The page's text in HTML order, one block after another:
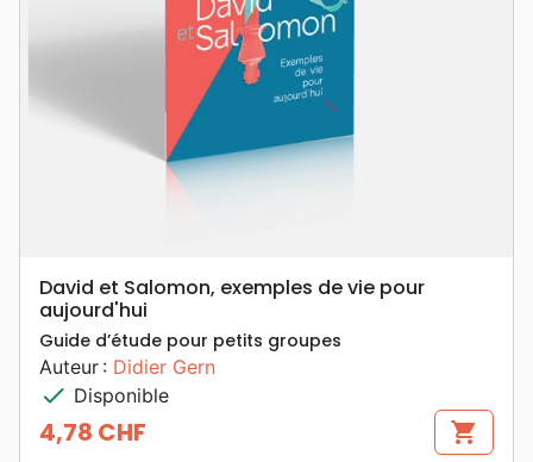
David et Salomon, exemples de vie pour
aujourd'hui
Guide d’étude pour petits groupes
Auteur : Didier Gern
check Disponible
Prix
4,78 CHF shopping_cart